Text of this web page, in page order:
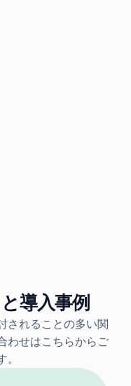
導入事例
されることの多い関
わせはこちらからご